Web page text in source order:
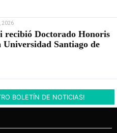
2026
recibió Doctorado Honoris
Universidad Santiago de
BOLETÍN DE NOTICIAS!